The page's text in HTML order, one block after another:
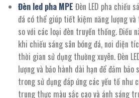
Đèn led pha MPE Đèn LED pha chiếu
đá có thể giúp tiết kiệm năng lượng
so với các loại đèn truyền thống. Điều
khi chiếu sáng sân bóng đá, nơi diện
thời gian sử dụng thường xuyên. Đèn
lượng và bảo hành dài hạn để đảm bảo
trong sử dụng đáp ứng các yếu tố như
trung thực màu sắc cao và ánh sáng